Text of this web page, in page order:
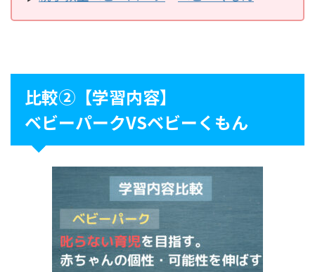
比較②【学習内容】
ベビーパークVSベビーくもん